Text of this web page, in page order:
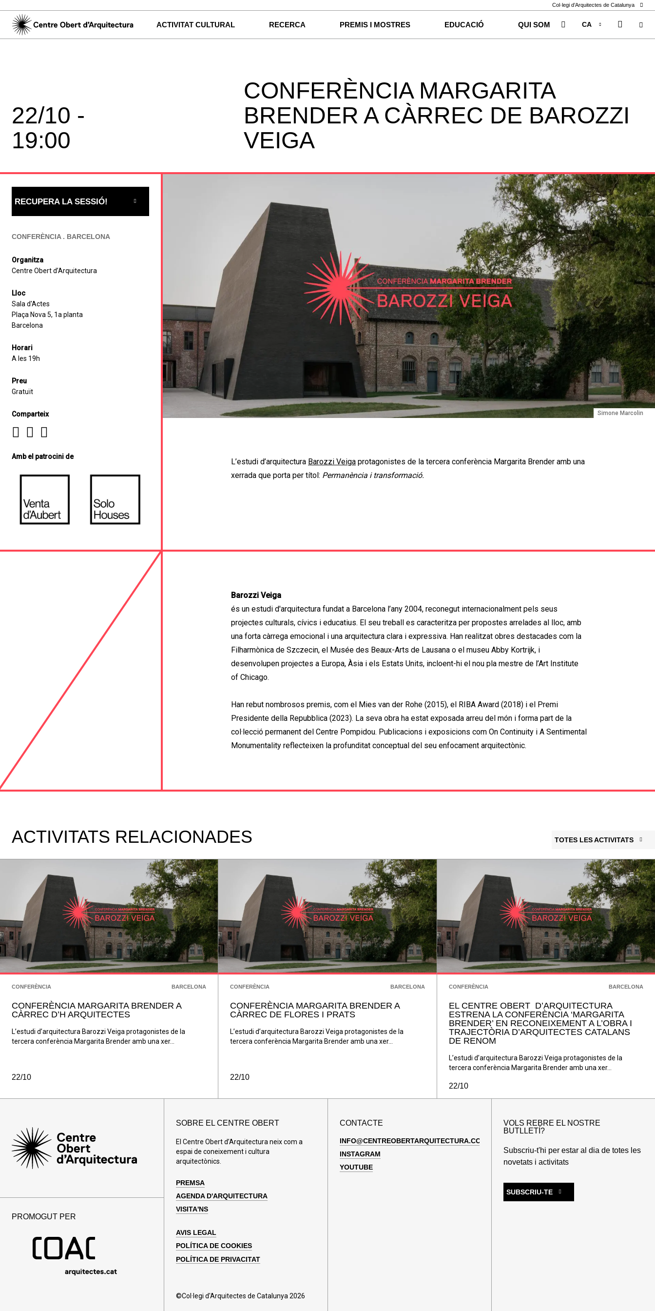
Col·legi d’Arquitectes de Catalunya
ACTIVITAT CULTURAL RECERCA PREMIS I MOSTRES EDUCACIÓ QUI SOM
CA
ES
22/10 -
19:00
CONFERÈNCIA MARGARITA
BRENDER A CÀRREC DE BAROZZI
VEIGA
RECUPERA LA SESSIÓ!
CONFERÈNCIA . BARCELONA
Organitza
Centre Obert d’Arquitectura
Lloc
Sala d'Actes
Plaça Nova 5, 1a planta
Barcelona
Horari
A les 19h
Preu
Gratuït
Comparteix
Amb el patrocini de
Simone Marcolin
L’estudi d’arquitectura Barozzi Veiga protagonistes de la tercera conferència Margarita Brender amb una
xerrada que porta per títol: Permanència i transformació.
Barozzi Veiga
és un estudi d'arquitectura fundat a Barcelona l’any 2004, reconegut internacionalment pels seus
projectes culturals, cívics i educatius. El seu treball es caracteritza per propostes arrelades al lloc, amb
una forta càrrega emocional i una arquitectura clara i expressiva. Han realitzat obres destacades com la
Filharmònica de Szczecin, el Musée des Beaux-Arts de Lausana o el museu Abby Kortrijk, i
desenvolupen projectes a Europa, Àsia i els Estats Units, incloent-hi el nou pla mestre de l’Art Institute
of Chicago.
Han rebut nombrosos premis, com el Mies van der Rohe (2015), el RIBA Award (2018) i el Premi
Presidente della Repubblica (2023). La seva obra ha estat exposada arreu del món i forma part de la
col·lecció permanent del Centre Pompidou. Publicacions i exposicions com On Continuity i A Sentimental
Monumentality reflecteixen la profunditat conceptual del seu enfocament arquitectònic.
ACTIVITATS RELACIONADES TOTES LES ACTIVITATS
CONFERÈNCIA BARCELONA
CONFERÈNCIA MARGARITA BRENDER A
CÀRREC D’H ARQUITECTES
L’estudi d’arquitectura Barozzi Veiga protagonistes de la
tercera conferència Margarita Brender amb una xer...
22/10
CONFERÈNCIA BARCELONA
CONFERÈNCIA MARGARITA BRENDER A
CÀRREC DE FLORES I PRATS
L’estudi d’arquitectura Barozzi Veiga protagonistes de la
tercera conferència Margarita Brender amb una xer...
22/10
CONFERÈNCIA BARCELONA
EL CENTRE OBERT D’ARQUITECTURA
ESTRENA LA CONFERÈNCIA ‘MARGARITA
BRENDER’ EN RECONEIXEMENT A L’OBRA I
TRAJECTÒRIA D’ARQUITECTES CATALANS
DE RENOM
L’estudi d’arquitectura Barozzi Veiga protagonistes de la
tercera conferència Margarita Brender amb una xer...
22/10
PROMOGUT PER
SOBRE EL CENTRE OBERT
El Centre Obert d’Arquitectura neix com a
espai de coneixement i cultura
arquitectònics.
PREMSA
AGENDA D'ARQUITECTURA
VISITA'NS
AVIS LEGAL
POLÍTICA DE COOKIES
POLÍTICA DE PRIVACITAT
©Col·legi d'Arquitectes de Catalunya 2026
CONTACTE
INFO@CENTREOBERTARQUITECTURA.COM
INSTAGRAM
YOUTUBE
VOLS REBRE EL NOSTRE
BUTLLETÍ?
Subscriu-t'hi per estar al dia de totes les
novetats i activitats
SUBSCRIU-TE